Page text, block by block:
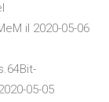
il 2020-05-06
05-05